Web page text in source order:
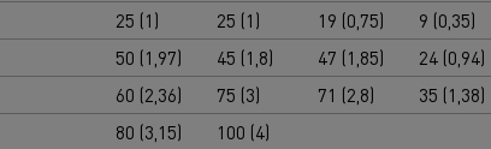
25 (1) 25 (1) 19 (0,75) 9 (0,35)
50 (1,97) 45 (1,8) 47 (1,85) 24 (0,94)
60 (2,36) 75 (3) 71 (2,8) 35 (1,38)
80 (3,15) 100 (4)